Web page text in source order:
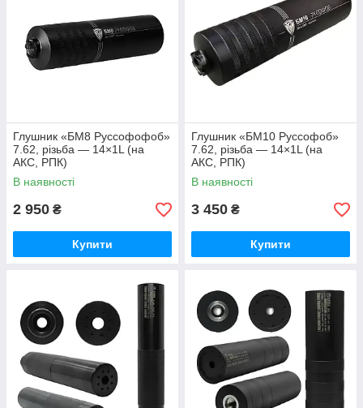
Глушник «БМ8 Руссофофоб»
7.62, різьба — 14×1L (на
АКC, РПК)
В наявності
2 950 ₴
Купити
Глушник «БМ10 Руссофоб»
7.62, різьба — 14×1L (на
АКC, РПК)
В наявності
3 450 ₴
Купити